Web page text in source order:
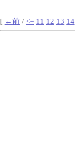
[ ←前 / <= 11 12 13 14